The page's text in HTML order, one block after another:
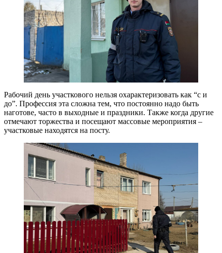
Рабочий день участкового нельзя охарактеризовать как “с и
до”. Профессия эта сложна тем, что постоянно надо быть
наготове, часто в выходные и праздники. Также когда другие
отмечают торжества и посещают массовые мероприятия –
участковые находятся на посту.